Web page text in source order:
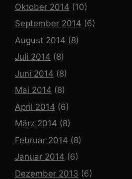
Oktober 2014 (10)
September 2014 (6)
August 2014 (8)
Juli 2014 (8)
Juni 2014 (8)
Mai 2014 (8)
April 2014 (6)
März 2014 (8)
Februar 2014 (8)
Januar 2014 (6)
Dezember 2013 (6)